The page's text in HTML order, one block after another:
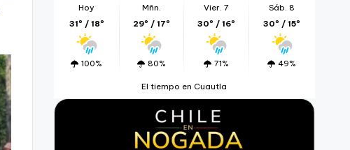
Hoy
31º / 18º
100%
Mñn.
29º / 17º
80%
Vier. 7
30º / 16º
71%
Sáb. 8
30º / 15º
49%
El tiempo en Cuautla